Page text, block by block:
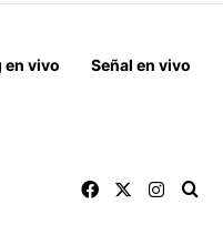
en vivo Señal en vivo
Facebook